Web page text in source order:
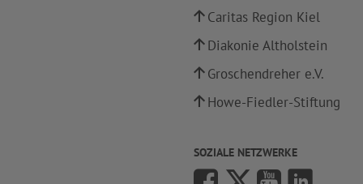
Caritas Region Kiel
Diakonie Altholstein
Groschendreher e.V.
Howe-Fiedler-Stiftung
SOZIALE NETZWERKE